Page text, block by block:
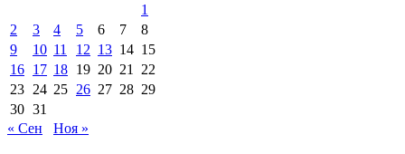
1
2
3 4 5 6 7
8
9
10 11 12 13 14 15
16 17 18 19 20 21
22
23 24 25 26 27 28 29
30 31
« Сен
Ноя »